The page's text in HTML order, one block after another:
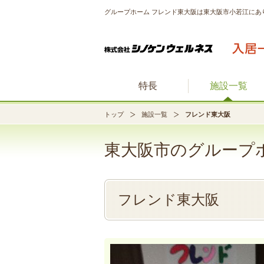
グループホーム フレンド東大阪は東大阪市小若江にあ
特長 施設一覧
トップ 施設一覧 フレンド東大阪
東大阪市のグループ
フレンド東大阪